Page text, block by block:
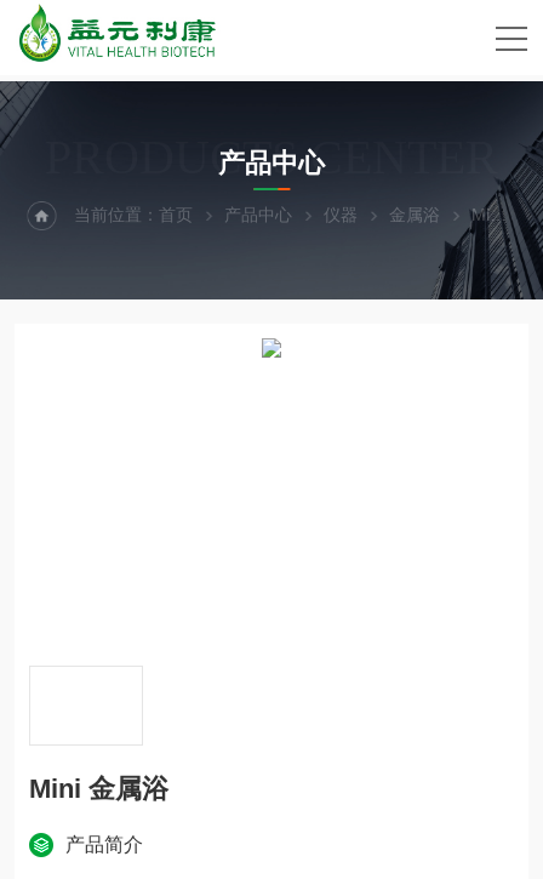
PRODUCTS CENTER
产品中心
当前位置：首页 产品中心 仪器 金属浴 Mini 金属浴
Mini 金属浴
产品简介